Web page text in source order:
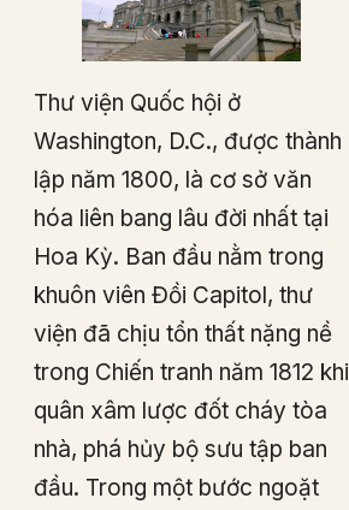
Thư viện Quốc hội ở
Washington, D.C., được thành
lập năm 1800, là cơ sở văn
hóa liên bang lâu đời nhất tại
Hoa Kỳ. Ban đầu nằm trong
khuôn viên Đồi Capitol, thư
viện đã chịu tổn thất nặng nề
trong Chiến tranh năm 1812 khi
quân xâm lược đốt cháy tòa
nhà, phá hủy bộ sưu tập ban
đầu. Trong một bước ngoặt